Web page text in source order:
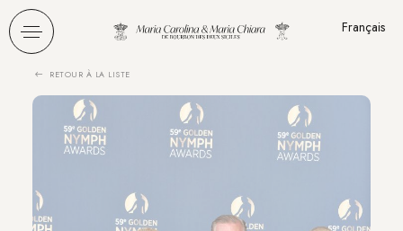
Français
RETOUR À LA LISTE